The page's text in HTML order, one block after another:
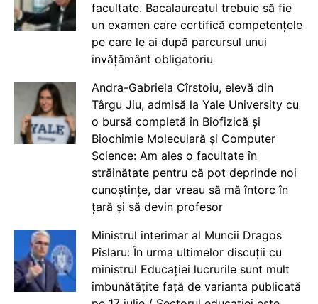
facultate. Bacalaureatul trebuie să fie
un examen care certifică competențele
pe care le ai după parcursul unui
învățământ obligatoriu
Andra-Gabriela Cîrstoiu, elevă din
Târgu Jiu, admisă la Yale University cu
o bursă completă în Biofizică și
Biochimie Moleculară și Computer
Science: Am ales o facultate în
străinătate pentru că pot deprinde noi
cunoștințe, dar vreau să mă întorc în
țară și să devin profesor
Ministrul interimar al Muncii Dragos
Pîslaru: În urma ultimelor discuții cu
ministrul Educației lucrurile sunt mult
îmbunătățite față de varianta publicată